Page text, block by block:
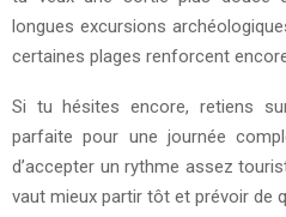
longues excursions
certaines plages renforcent
Si tu hésites encore, retiens
parfaite pour une journée
d’accepter un rythme assez
vaut mieux partir tôt et prévoir de